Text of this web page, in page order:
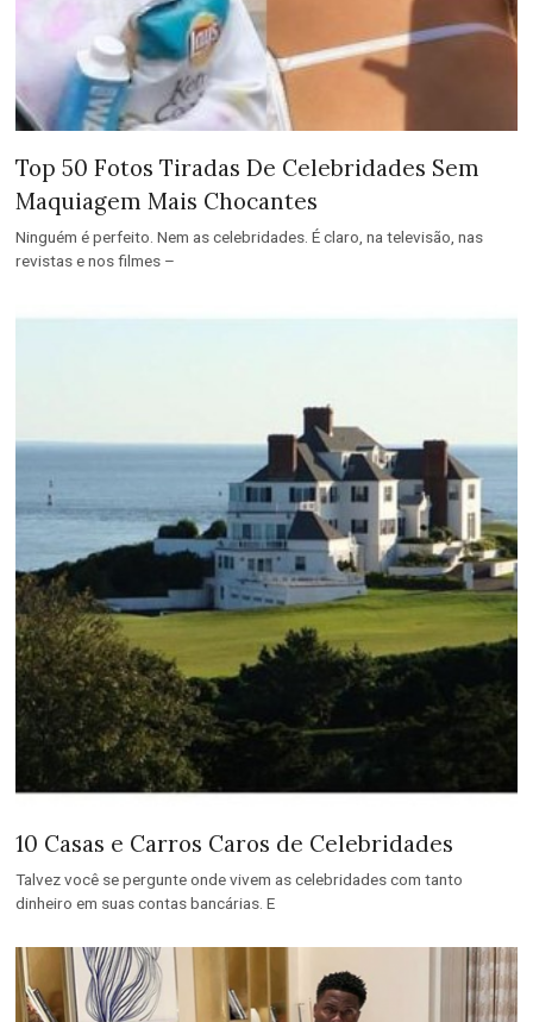
Top 50 Fotos Tiradas De Celebridades Sem
Maquiagem Mais Chocantes
Ninguém é perfeito. Nem as celebridades. É claro, na televisão, nas
revistas e nos filmes –
10 Casas e Carros Caros de Celebridades
Talvez você se pergunte onde vivem as celebridades com tanto
dinheiro em suas contas bancárias. E